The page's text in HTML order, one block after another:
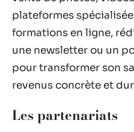
plateformes
formations en ligne,
une newsletter ou un
pour transformer son
revenus concrète et
Les partenariats